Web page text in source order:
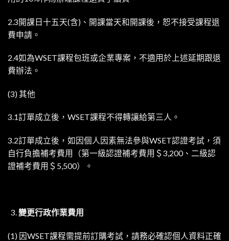
2.3開課日十五天(含)、開課當天和開課後，恕不接受課程退
費申請。
2.4如為WSET課程包班或企業專案，不適用於上述延期跟退
費辦法。
(3) 其他
3.1訂單成立後，WSET課程不得轉讓給第三人。
3.2訂單成立後，如因個人因素無法參與WSET認證考試，須
自行負擔補考費用（第一級認證補考費用＄3,200、二級認
證補考費用＄5,500）。
變更行政作業費用
(1) 因WSET課程需提前訂購考試，請務必確認個人資料正確